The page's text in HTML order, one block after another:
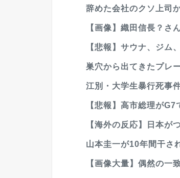
辞めた会社のクソ上司
【画像】織田信長？さ
【悲報】サウナ、ジム
巣穴から出てきたプレ
江別・大学生暴行死事
【悲報】高市総理が
【海外の反応】日本
山本圭一が10年間干さ
【画像大量】偶然の一